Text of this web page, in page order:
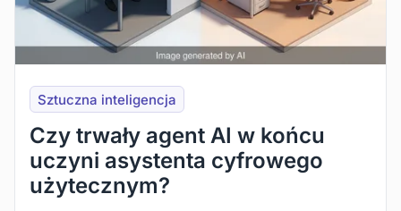
Sztuczna inteligencja
Czy trwały agent AI w końcu
uczyni asystenta cyfrowego
użytecznym?